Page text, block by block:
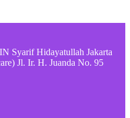
Syarif Hidayatullah Jakarta
Jl. Ir. H. Juanda No. 95